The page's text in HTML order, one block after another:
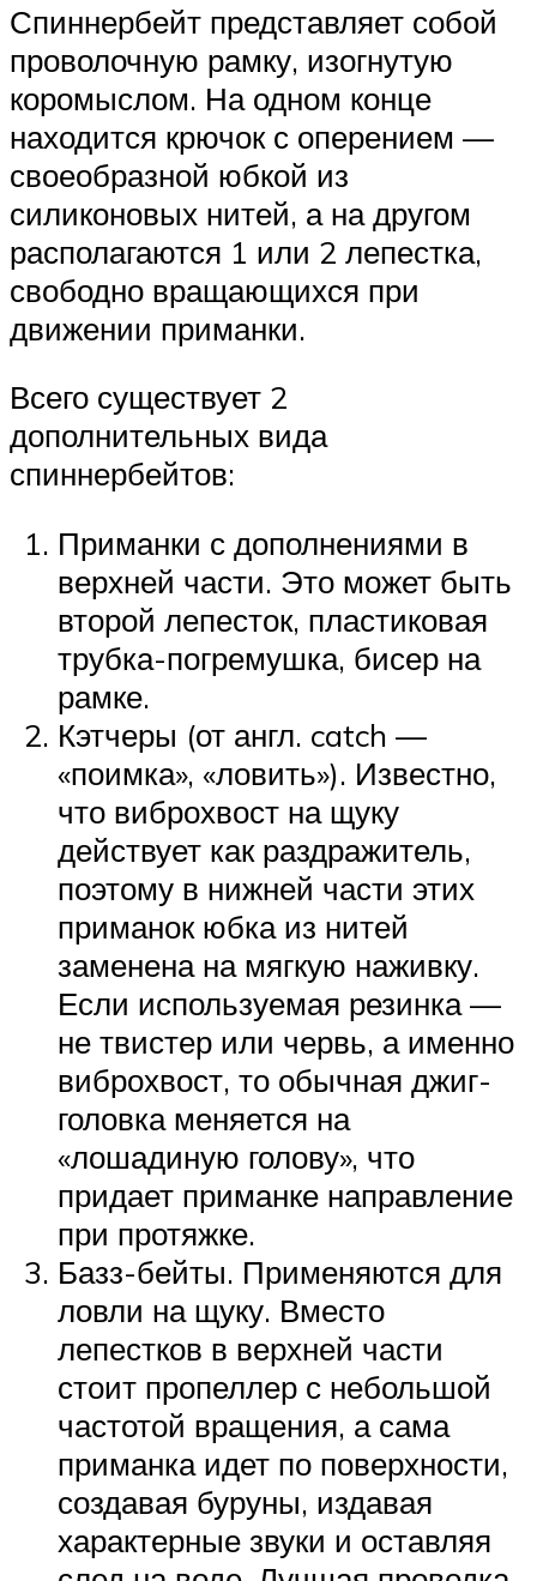
Спиннербейт представляет собой
проволочную рамку, изогнутую
коромыслом. На одном конце
находится крючок с оперением —
своеобразной юбкой из
силиконовых нитей, а на другом
располагаются 1 или 2 лепестка,
свободно вращающихся при
движении приманки.
Всего существует 2
дополнительных вида
спиннербейтов:
Приманки с дополнениями в
верхней части. Это может быть
второй лепесток, пластиковая
трубка-погремушка, бисер на
рамке.
Кэтчеры (от англ. catch —
«поимка», «ловить»). Известно,
что виброхвост на щуку
действует как раздражитель,
поэтому в нижней части этих
приманок юбка из нитей
заменена на мягкую наживку.
Если используемая резинка —
не твистер или червь, а именно
виброхвост, то обычная джиг-
головка меняется на
«лошадиную голову», что
придает приманке направление
при протяжке.
Базз-бейты. Применяются для
ловли на щуку. Вместо
лепестков в верхней части
стоит пропеллер с небольшой
частотой вращения, а сама
приманка идет по поверхности,
создавая буруны, издавая
характерные звуки и оставляя